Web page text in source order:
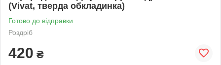
(Vivat, тверда обкладинка)
Готово до відправки
Роздріб
420 ₴